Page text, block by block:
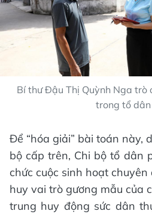
Bí thư Đậu Thị Quỳnh Nga trò
trong tổ dân
Để “hóa giải” bài toán này,
bộ cấp trên, Chi bộ tổ dân
chức cuộc sinh hoạt
huy vai trò gương mẫu của
trung huy động sức dân